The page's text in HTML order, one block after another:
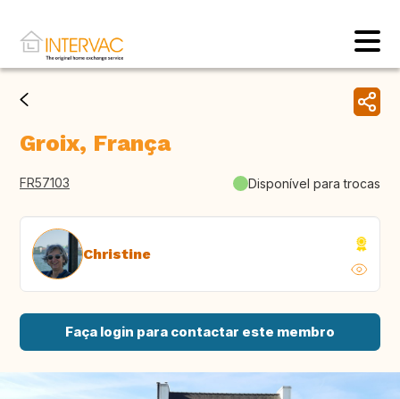
Groix, França
FR57103 Disponível para trocas
Christine
Faça login para contactar este membro